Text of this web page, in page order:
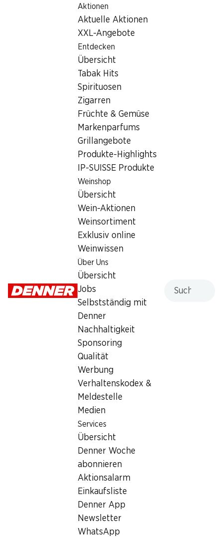
Aktionen
Aktuelle Aktionen
XXL-Angebote
Entdecken
Übersicht
Tabak Hits
Spirituosen
Zigarren
Früchte & Gemüse
Markenparfums
Grillangebote
Produkte-Highlights
IP-SUISSE Produkte
Weinshop
Übersicht
Wein-Aktionen
Weinsortiment
Exklusiv online
Weinwissen
Über Uns
Übersicht
Jobs
Selbstständig mit
Denner
Nachhaltigkeit
Sponsoring
Qualität
Werbung
Verhaltenskodex &
Meldestelle
Medien
Services
Übersicht
Denner Woche
abonnieren
Aktionsalarm
Einkaufsliste
Denner App
Newsletter
WhatsApp
Filialsuche
Denner Filiale Hofwiesenstrasse 350, 8050 Zürich
8050 Zürich,
Einkaufszentrum Neumarkt
Hofwiesenstrasse 350, 8050 Zürich
Zur Wegbeschreibung
Öffnungszeiten
Montag
Bargeldbezug mit Post - / M-Card